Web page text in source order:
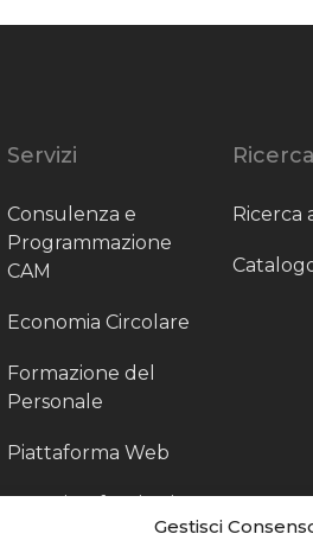
Gestisci
Servizi
Consulenza e
Programmazione
CAM
Economia Circolare
Formazione del
Personale
Piattaforma Web
Scouting fornitori
Ricerca
Ricerca